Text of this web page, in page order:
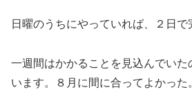
日曜のうちにやっていれば、２日で
一週間はかかることを見込んでいた
います。８月に間に合ってよかった